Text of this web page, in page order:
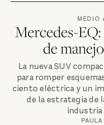
MEDIO
Mercedes-
de
La nueva SUV
para romper
ciento eléctrica y un
de la estrategia de